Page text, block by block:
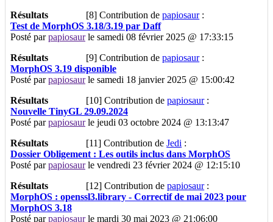
Résultats
[8] Contribution depapiosaur:
Test de MorphOS 3.18/3.19 par Daff
Posté parpapiosaurle samedi 08 février 2025 @ 17:33:15
Résultats
[9] Contribution depapiosaur:
MorphOS 3.19 disponible
Posté parpapiosaurle samedi 18 janvier 2025 @ 15:00:42
Résultats
[10] Contribution depapiosaur:
Nouvelle TinyGL 29.09.2024
Posté parpapiosaurle jeudi 03 octobre 2024 @ 13:13:47
Résultats
[11] Contribution deJedi :
Dossier Obligement : Les outils inclus dans MorphOS
Posté parpapiosaurle vendredi 23 février 2024 @ 12:15:10
Résultats
[12] Contribution depapiosaur:
MorphOS : openssl3.library - Correctif de mai 2023 pour
MorphOS 3.18
Posté parpapiosaurle mardi 30 mai 2023 @ 21:06:00